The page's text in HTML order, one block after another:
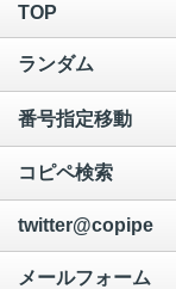
TOP
ランダム
番号指定移動
コピペ検索
twitter@copipe
メールフォーム